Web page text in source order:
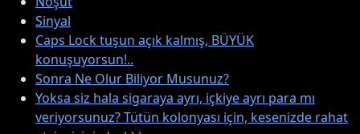
Sinyal
Caps Lock tuşun açık kalmış, BÜYÜK
konuşuyorsun!..
Sonra Ne Olur Biliyor Musunuz?
Yoksa siz hala sigaraya ayrı, içkiye ayrı para mı
veriyorsunuz? Tütün kolonyası için, kesenizde rahat